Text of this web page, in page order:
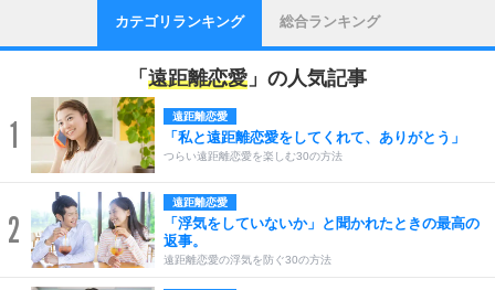
カテゴリランキング 総合ランキング
「 遠距離恋愛 」の人気記事
1 遠距離恋愛
「私と遠距離恋愛をしてくれて、ありがとう」
つらい遠距離恋愛を楽しむ30の方法
2
遠距離恋愛
「浮気をしていないか」と聞かれたときの最高の
返事。
遠距離恋愛の浮気を防ぐ30の方法